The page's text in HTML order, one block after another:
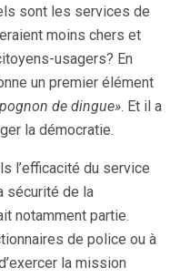
sont les services de
moins chers et
usagers? En
un premier élément
de dingue». Et il a
la démocratie.
l’efficacité du service
sécurité de la
notamment partie.
de police ou à
la mission